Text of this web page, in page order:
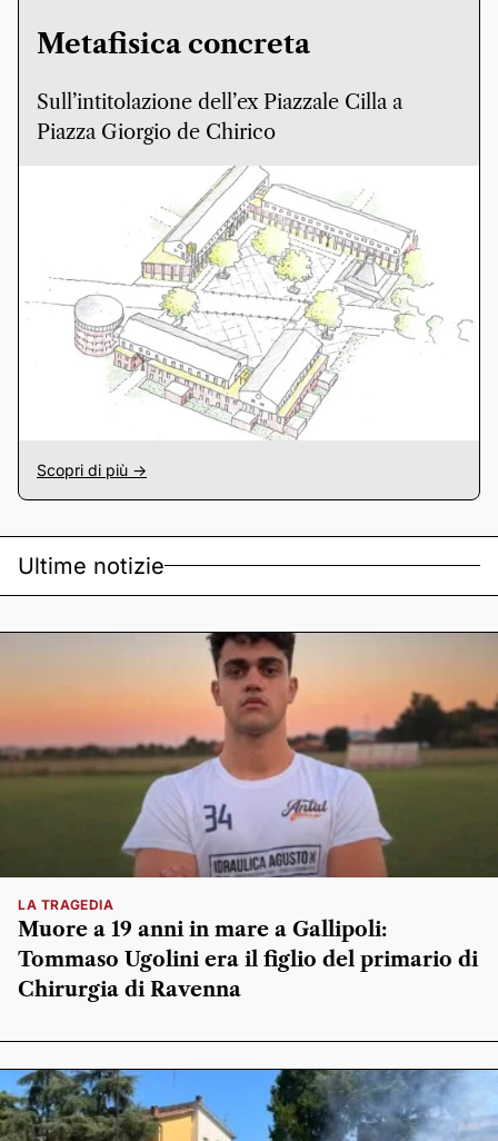
Metafisica concreta
Sull’intitolazione dell’ex Piazzale Cilla a
Piazza Giorgio de Chirico
Scopri di più ->
Ultime notizie
LA TRAGEDIA
Muore a 19 anni in mare a Gallipoli:
Tommaso Ugolini era il figlio del primario di
Chirurgia di Ravenna